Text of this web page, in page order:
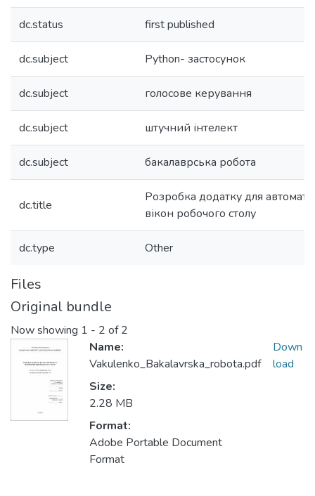
dc.status first published
dc.subject Python- застосунок
dc.subject голосове керування
dc.subject штучний інтелект
dc.subject бакалаврська робота
dc.title
Розробка додатку для
вікон робочого столу
dc.type Other
Files
Original bundle
Now showing 1 - 2 of 2
Name:
Vakulenko_Bakalavrska_robota.pdf
Size:
2.28 MB
Format:
Adobe Portable Document
Format
Down
load